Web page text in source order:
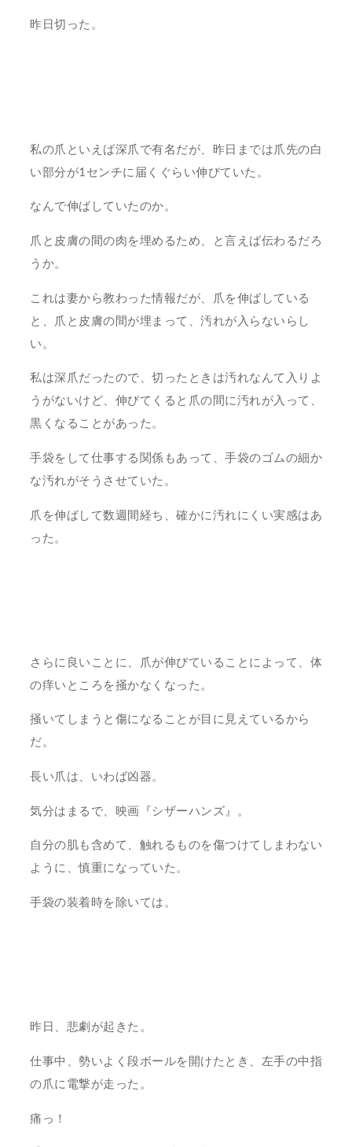
昨日切った。
私の爪といえば深爪で有名だが、昨日までは爪先の白
い部分が1センチに届くぐらい伸びていた。
なんで伸ばしていたのか。
爪と皮膚の間の肉を埋めるため、と言えば伝わるだろ
うか。
これは妻から教わった情報だが、爪を伸ばしている
と、爪と皮膚の間が埋まって、汚れが入らないらし
い。
私は深爪だったので、切ったときは汚れなんて入りよ
うがないけど、伸びてくると爪の間に汚れが入って、
黒くなることがあった。
手袋をして仕事する関係もあって、手袋のゴムの細か
な汚れがそうさせていた。
爪を伸ばして数週間経ち、確かに汚れにくい実感はあ
った。
さらに良いことに、爪が伸びていることによって、体
の痒いところを掻かなくなった。
掻いてしまうと傷になることが目に見えているから
だ。
長い爪は、いわば凶器。
気分はまるで、映画『シザーハンズ』。
自分の肌も含めて、触れるものを傷つけてしまわない
ように、慎重になっていた。
手袋の装着時を除いては。
昨日、悲劇が起きた。
仕事中、勢いよく段ボールを開けたとき、左手の中指
の爪に電撃が走った。
痛っ！